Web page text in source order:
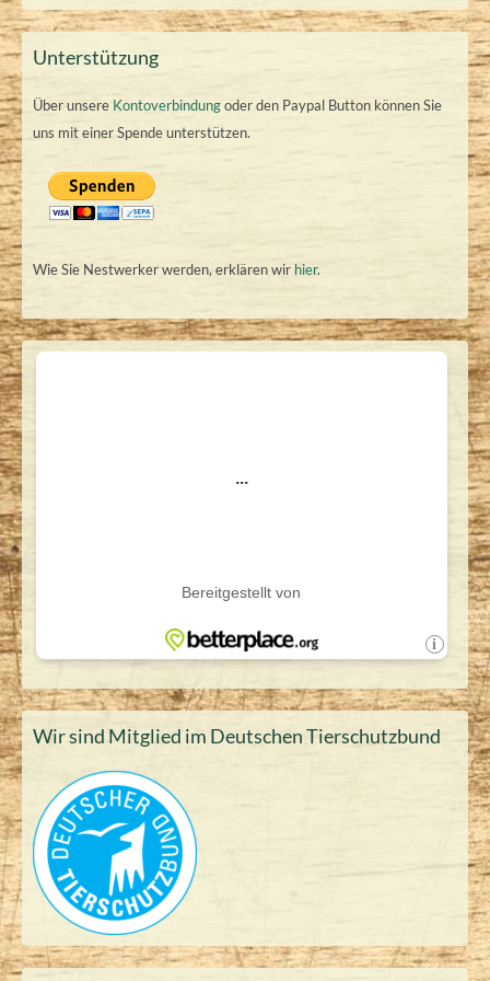
Unterstützung
Über unsere Kontoverbindungoder den Paypal Button können Sie
uns mit einer Spende unterstützen.
Wie Sie Nestwerker werden, erklären wir hier.
Wir sind Mitglied im Deutschen Tierschutzbund